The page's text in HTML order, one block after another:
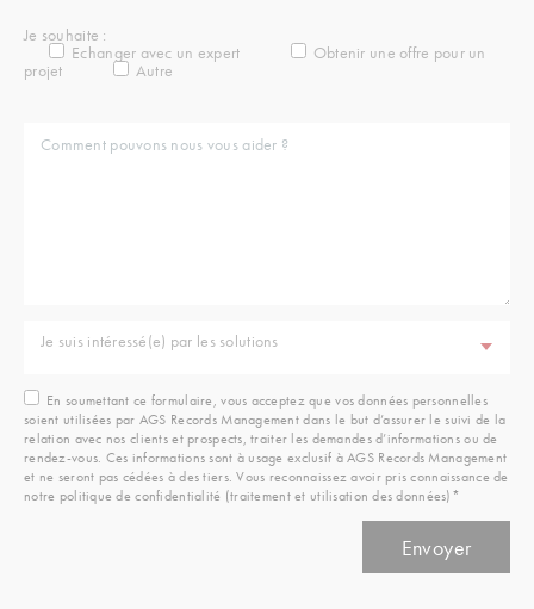
Je souhaite :
Echanger avec un expert
Obtenir une offre pour un
projet
Autre
Je suis intéressé(e) par les solutions
En soumettant ce formulaire, vous acceptez que vos données personnelles
soient utilisées par AGS Records Management dans le but d’assurer le suivi de la
relation avec nos clients et prospects, traiter les demandes d’informations ou de
rendez-vous. Ces informations sont à usage exclusif à AGS Records Management
et ne seront pas cédées à des tiers. Vous reconnaissez avoir pris connaissance de
notre politique de confidentialité (traitement et utilisation des données)*